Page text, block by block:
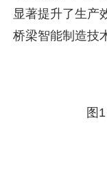
显著提升了生产
桥梁智能制造技
图1